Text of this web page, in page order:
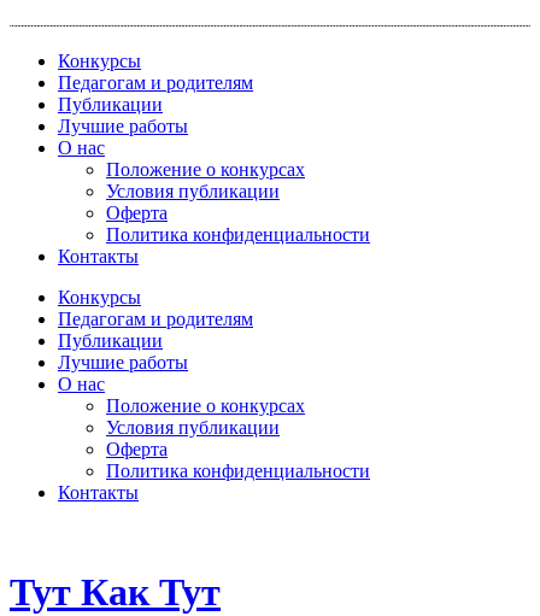
содержимому
Конкурсы
Педагогам и родителям
Публикации
Лучшие работы
О нас
Положение о конкурсах
Условия публикации
Оферта
Политика конфиденциальности
Контакты
Конкурсы
Педагогам и родителям
Публикации
Лучшие работы
О нас
Положение о конкурсах
Условия публикации
Оферта
Политика конфиденциальности
Контакты
Тут Как Тут